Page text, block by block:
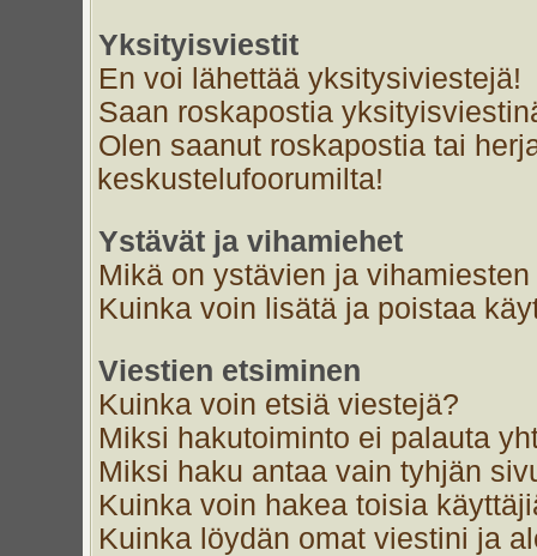
Yksityisviestit
En voi lähettää yksitysiviestejä!
Saan roskapostia
Olen saanut roskapostia tai
keskustelufoorumilta!
Ystävät ja vihamiehet
Mikä on ystävien ja
Kuinka voin lisätä ja poistaa
Viestien etsiminen
Kuinka voin etsiä viestejä?
Miksi hakutoiminto ei palauta
Miksi haku antaa vain tyhjän
Kuinka voin hakea toisia
Kuinka löydän omat viestini ja